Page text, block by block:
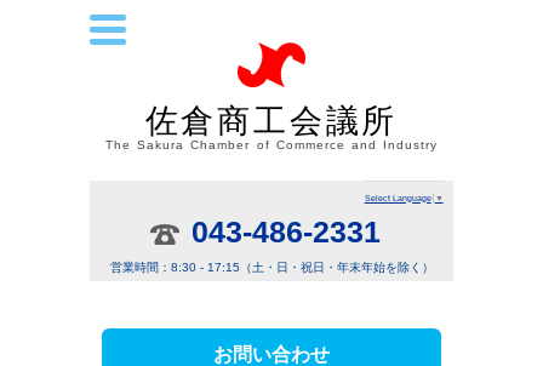
佐倉商工会議所
The Sakura Chamber of Commerce and Industry
Select Language ▼
043-486-2331
営業時間：8:30 - 17:15（土・日・祝日・年末年始を除く）
お問い合わせ